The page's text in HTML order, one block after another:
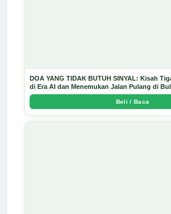
DOA YANG TIDAK BUTUH SINYAL: Kisah
di Era AI dan Menemukan Jalan Pulang di
Arda Dinata
Beli / Baca